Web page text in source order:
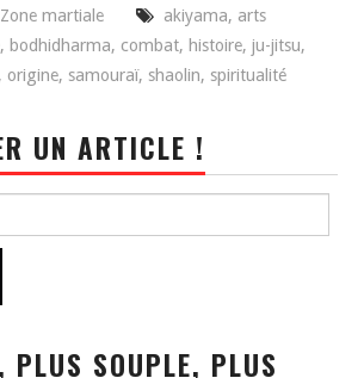
Zone martiale akiyama, arts
, bodhidharma, combat, histoire,ju-jitsu,
, origine, samouraï, shaolin, spiritualité
UN ARTICLE !
PLUS SOUPLE, PLUS